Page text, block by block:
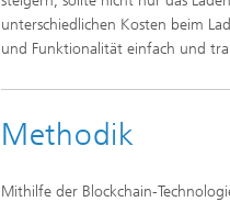
unterschiedlichen Kosten beim
und Funktionalität einfach und
Methodik
Mithilfe der Blockchain-